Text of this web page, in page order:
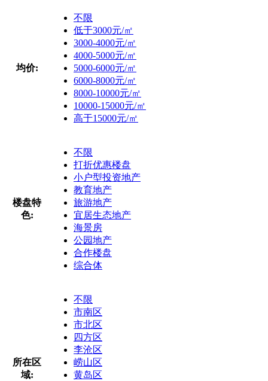
均价:
不限
低于3000元/㎡
3000-4000元/㎡
4000-5000元/㎡
5000-6000元/㎡
6000-8000元/㎡
8000-10000元/㎡
10000-15000元/㎡
高于15000元/㎡
楼盘特
色:
不限
打折优惠楼盘
小户型投资地产
教育地产
旅游地产
宜居生态地产
海景房
公园地产
合作楼盘
综合体
所在区
域:
不限
市南区
市北区
四方区
李沧区
崂山区
黄岛区